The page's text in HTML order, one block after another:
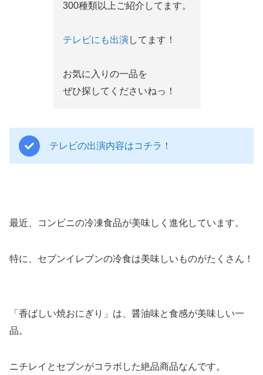
300種類以上ご紹介してます。
テレビにも出演してます！
お気に入りの一品を
ぜひ探してくださいねっ！
テレビの出演内容はコチラ！
最近、コンビニの冷凍食品が美味しく進化しています。
特に、セブンイレブンの冷食は美味しいものがたくさん！
「香ばしい焼おにぎり」は、醤油味と食感が美味しい一
品。
ニチレイとセブンがコラボした絶品商品なんです。